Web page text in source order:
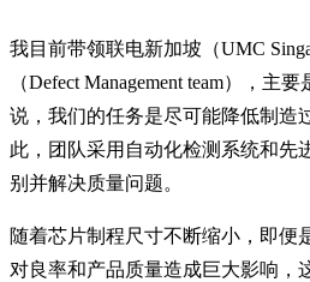
我目前带领联电新加坡（UMC
（Defect Management team），主
说，我们的任务是尽可能降低制造
此，团队采用自动化检测系统和先
别并解决质量问题。
随着芯片制程尺寸不断缩小，即便
对良率和产品质量造成巨大影响，